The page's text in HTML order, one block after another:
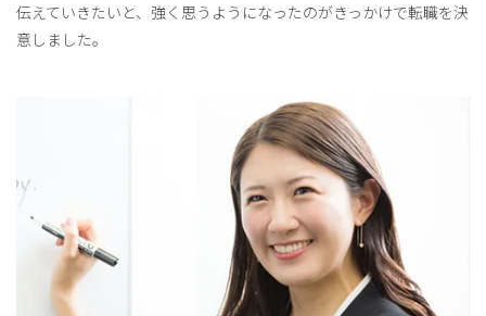
伝えていきたいと、強く思うようになったのがきっかけで転職を決
意しました。